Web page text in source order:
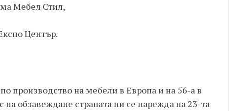
Мебел Стил,
Център.
производство на мебели в Европа и на 56-а в
на обзавеждане страната ни се нарежда на 23-та